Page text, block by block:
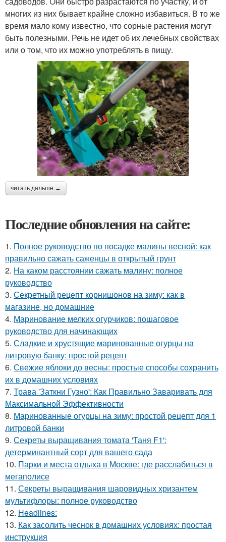
многих из них бывает крайне сложно избавиться. В то же
время мало кому известно, что сорные растения могут
быть полезными. Речь не идет об их лечебных свойствах
или о том, что их можно употреблять в пищу.
читать дальше →
Последние обновления на сайте:
1. Полное руководство по посадке малины весной: как
правильно сажать саженцы в открытый грунт
2. На каком расстоянии сажать малину: полное
руководство
3. Секретный рецепт корнишонов на зиму: как в
магазине, но домашние
4. Маринование мелких огурчиков: пошаговое
руководство для начинающих
5. Сладкие и хрустящие маринованные огурцы на
литровую банку: простой рецепт
6. Свежие яблоки до весны: простые способы сохранить
их в домашних условиях
7. Трава 'Заткни Гузно': Как Правильно Заваривать для
Максимальной Эффективности
8. Маринованные огурцы на зиму: простой рецепт для 1
литровой банки
9. Секреты выращивания томата 'Таня F1':
детерминантный сорт для вашего сада
10. Парки и места отдыха в Москве: где расслабиться в
мегаполисе
11. Секреты выращивания шаровидных хризантем
мультифлоры: полное руководство
12. Headlines:
13. Как засолить чеснок в домашних условиях: простая
инструкция